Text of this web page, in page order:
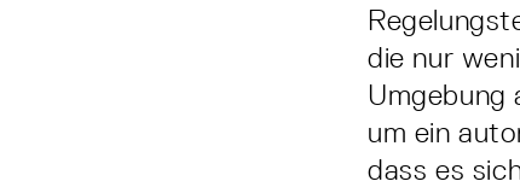
die nur
Umgebung
um ein
dass es